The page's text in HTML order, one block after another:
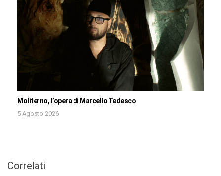
Moliterno, l’opera di Marcello Tedesco
5 Agosto 2026
Correlati